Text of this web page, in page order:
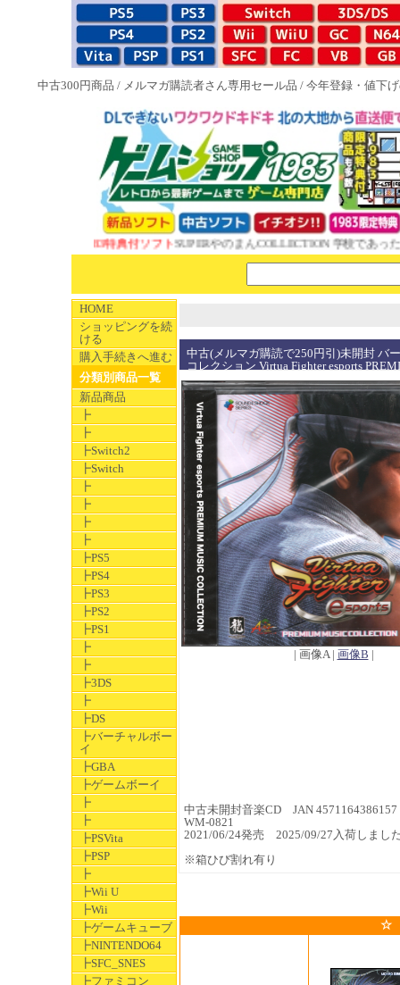
中古300円商品 / メルマガ購読者さん専用セール品 / 今年登録・値下
NEW 1983特典付ソフトSUPERやのまんCOLLECTION 学校であった怖
HOME
ショッピングを続
ける
購入手続きへ進む
分類別商品一覧
新品商品
┣
┣
┣Switch2
┣Switch
┣
┣
┣
┣
┣PS5
┣PS4
┣PS3
┣PS2
┣PS1
┣
┣
┣3DS
┣
┣DS
┣バーチャルボー
イ
┣GBA
┣ゲームボーイ
┣
┣
┣PSVita
┣PSP
┣
┣Wii U
┣Wii
┣ゲームキューブ
┣NINTENDO64
┣SFC_SNES
┣ファミコン
中古(メルマガ購読で250円引)未開封 バ
コレクション Virtua Fighter esports
| 画像A | 画像B |
中古未開封音楽CD JAN 4571164386157
WM-0821
2021/06/24発売 2025/09/27入荷しまし
※箱ひび割れ有り
☆